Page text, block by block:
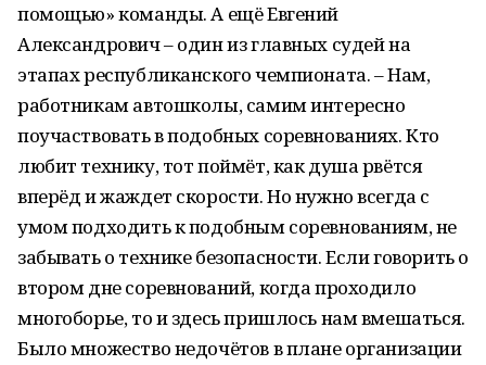
помощью» команды. А ещё Евгений
Александрович – один из главных судей на
этапах республиканского чемпионата. – Нам,
работникам автошколы, самим интересно
поучаствовать в подобных соревнованиях. Кто
любит технику, тот поймёт, как душа рвётся
вперёд и жаждет скорости. Но нужно всегда с
умом подходить к подобным соревнованиям, не
забывать о технике безопасности. Если говорить о
втором дне соревнований, когда проходило
многоборье, то и здесь пришлось нам вмешаться.
Было множество недочётов в плане организации